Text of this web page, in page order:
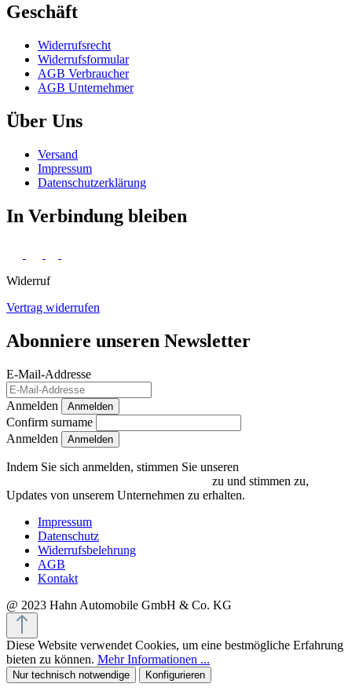
Geschäft
Widerrufs­recht
Widerrufs­formular
AGB Verbraucher
AGB Unternehmer
Über Uns
Versand
Impressum
Daten­schutz­erklärung
In Verbindung bleiben
Widerruf
Vertrag widerrufen
Abonniere unseren Newsletter
E-Mail-Addresse
Anmelden Anmelden
Confirm surname
Anmelden
Indem Sie sich anmelden, stimmen Sie unseren
zu und stimmen zu,
Updates von unserem Unternehmen zu erhalten.
Impressum
Datenschutz
Widerrufsbelehrung
AGB
Kontakt
@ 2023 Hahn Automobile GmbH & Co. KG
Diese Website verwendet Cookies, um eine bestmögliche Erfahrung
bieten zu können. Mehr Informationen ...
Nur technisch notwendige Konfigurieren